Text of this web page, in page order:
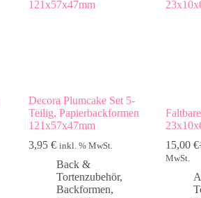
Decora Plumcake Set 5-
Teilig, Papierbackformen
121x57x47mm
3,95€ inkl. % MwSt.
Back &
Tortenzubehör,
Backformen,
15,00€
MwSt.